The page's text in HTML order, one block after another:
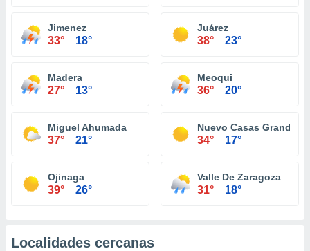
Jimenez
33° 18°
Juárez
38° 23°
Madera
27° 13°
Meoqui
36° 20°
Miguel Ahumada
37° 21°
Nuevo Casas Grandes
34° 17°
Ojinaga
39° 26°
Valle De Zaragoza
31° 18°
Localidades cercanas